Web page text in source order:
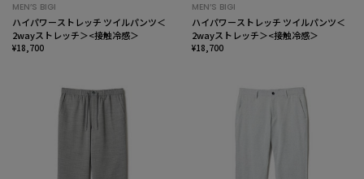
MEN’S BIGI
ハイパワーストレッチ ツイルパンツ＜
2wayストレッチ＞<接触冷感＞
¥18,700
MEN’S BIGI
ハイパワーストレッチ ツイルパンツ＜
2wayストレッチ＞<接触冷感＞
¥18,700